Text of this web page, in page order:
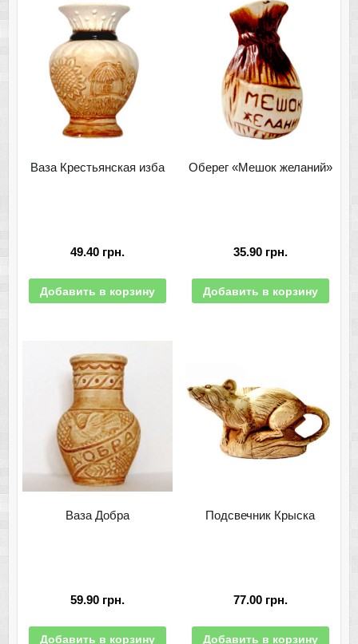
Ваза Крестьянская изба
49.40 грн.
Добавить в корзину
Оберег «Мешок желаний»
35.90 грн.
Добавить в корзину
Ваза Добра
59.90 грн.
Добавить в корзину
Подсвечник Крыска
77.00 грн.
Добавить в корзину